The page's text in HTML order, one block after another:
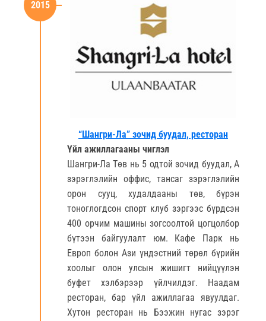
2015
“Шангри-Ла” зочид буудал, ресторан
Үйл ажиллагааны чиглэл
Шангри-Ла Төв нь 5 одтой зочид буудал, А
зэрэглэлийн оффис, тансаг зэрэглэлийн
орон сууц, худалдааны төв, бүрэн
тоноглогдсон спорт клуб зэргээс бүрдсэн
400 орчим машины зогсоолтой цогцолбор
бүтээн байгуулалт юм. Кафе Парк нь
Европ болон Ази үндэстний төрөл бүрийн
хоолыг олон улсын жишигт нийцүүлэн
буфет хэлбэрээр үйлчилдэг. Наадам
ресторан, бар үйл ажиллагаа явуулдаг.
Хутон ресторан нь Бээжин нугас зэрэг